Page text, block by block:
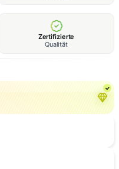
Zertifizierte
Qualität